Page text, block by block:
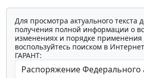
Для просмотра актуального текста
получения полной информации о
изменениях и порядке применения
воспользуйтесь поиском в
ГАРАНТ: